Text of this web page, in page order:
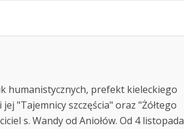
humanistycznych, prefekt kieleckiego
"Tajemnicy szczęścia" oraz "Żółtego
s. Wandy od Aniołów. Od 4 listopada